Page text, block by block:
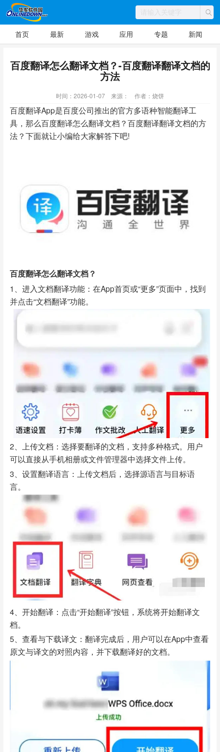
首页 最新 游戏 应用 专题 新闻
百度翻译怎么翻译文档？-百度翻译翻译文档的
方法
时间：2026-01-07 来源： 作者：烧饼
百度翻译App是百度公司推出的官方多语种智能翻译工
具，那么百度翻译怎么翻译文档？百度翻译翻译文档的方
法？下面就让小编给大家解答下吧!
百度翻译怎么翻译文档？
1、进入文档翻译功能：在App首页或“更多”页面中，找到
并点击“文档翻译”功能。
2、上传文档：选择要翻译的文档，支持多种格式。用户
可以直接从手机相册或文件管理器中选择文件上传。
3、设置翻译语言：上传文档后，选择源语言与目标语
言。
4、开始翻译：点击“开始翻译”按钮，系统将开始翻译文
档。
5、查看与下载译文：翻译完成后，用户可以在App中查看
原文与译文的对照内容，并下载翻译好的文档。